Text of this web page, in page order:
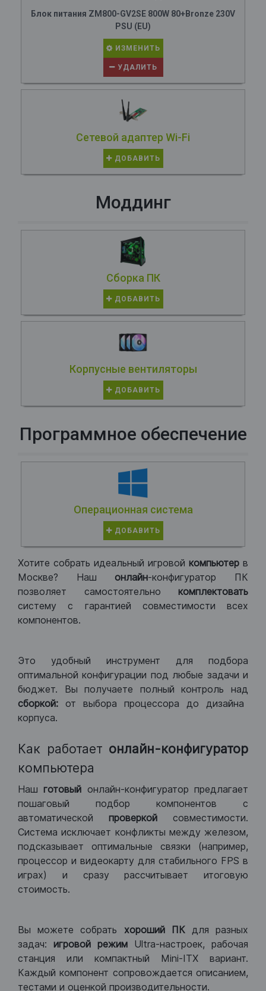
Блок питания ZM800-GV2SE 800W 80+Bronze 230V
PSU (EU)
ИЗМЕНИТЬ
УДАЛИТЬ
Сетевой адаптер Wi-Fi
ДОБАВИТЬ
Моддинг
Сборка ПК
ДОБАВИТЬ
Корпусные вентиляторы
ДОБАВИТЬ
Программное обеспечение
Операционная система
ДОБАВИТЬ
Хотите собрать идеальный игровой компьютер в
Москве? Нашонлайн-конфигуратор ПК
позволяет самостоятельно комплектовать
систему с гарантией совместимости всех
компонентов.
Это удобный инструмент для подбора
оптимальной конфигурации под любые задачи и
бюджет. Вы получаете полный контроль над
сборкой: от выбора процессора до дизайна
корпуса.
Как работает онлайн-конфигуратор
компьютера
Нашготовый онлайн-конфигуратор предлагает
пошаговый подбор компонентов с
автоматической проверкой совместимости.
Система исключает конфликты между железом,
подсказывает оптимальные связки (например,
процессор и видеокарту для стабильного FPS в
играх) и сразу рассчитывает итоговую
стоимость.
Вы можете собрать хороший ПКдля разных
задач: игровой режим Ultra-настроек, рабочая
станция или компактный Mini-ITX вариант.
Каждый компонент сопровождается описанием,
тестами и оценкой производительности.